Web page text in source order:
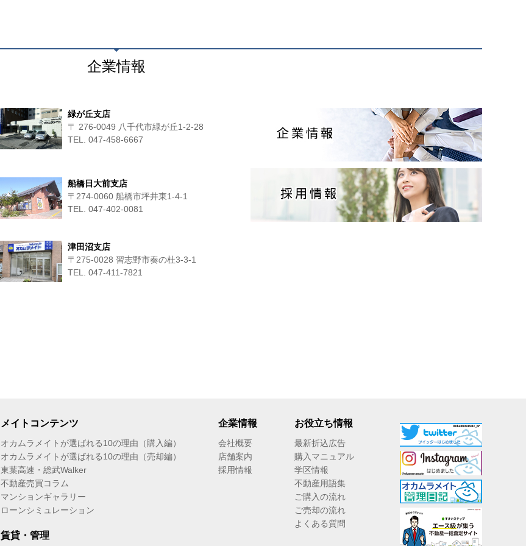
企業情報
緑が丘支店
〒 276-0049 八千代市緑が丘1-2-28
TEL. 047-458-6667
船橋日大前支店
〒274-0060 船橋市坪井東1-4-1
TEL. 047-402-0081
津田沼支店
〒275-0028 習志野市奏の杜3-3-1
TEL. 047-411‐7821
メイトコンテンツ
オカムラメイトが選ばれる10の理由（購入編）
オカムラメイトが選ばれる10の理由（売却編）
東葉高速・総武Walker
不動産売買コラム
マンションギャラリー
ローンシミュレーション
賃貸・管理
企業情報
会社概要
店舗案内
採用情報
お役立ち情報
最新折込広告
購入マニュアル
学区情報
不動産用語集
ご購入の流れ
ご売却の流れ
よくある質問